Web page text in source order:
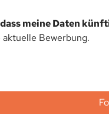
meine Daten
Bewerbung.